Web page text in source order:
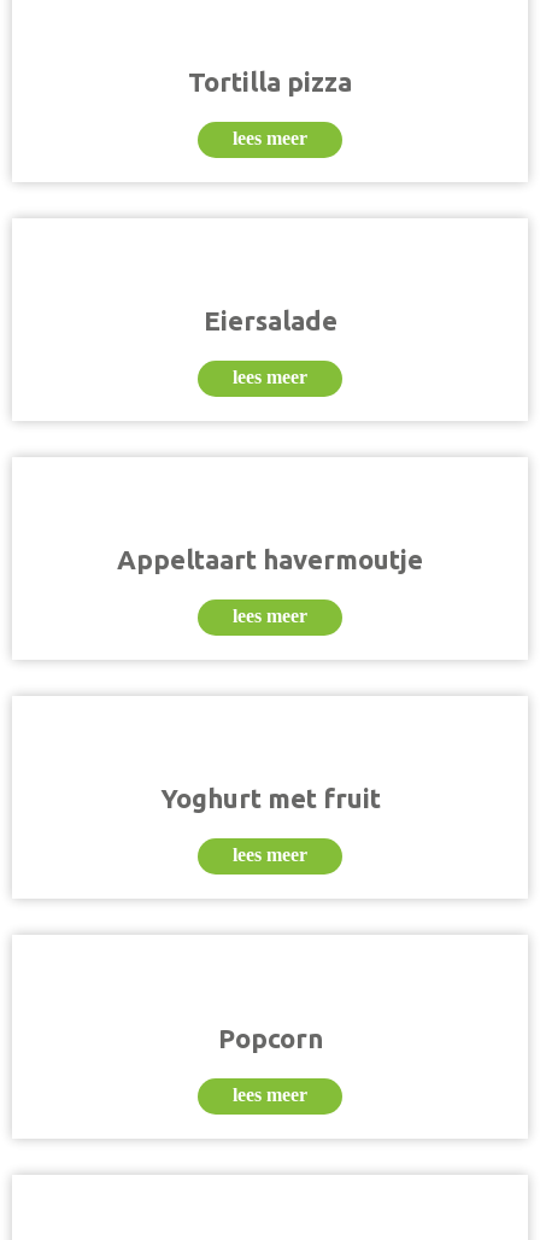
Tortilla pizza
lees meer
Eiersalade
lees meer
Appeltaart havermoutje
lees meer
Yoghurt met fruit
lees meer
Popcorn
lees meer